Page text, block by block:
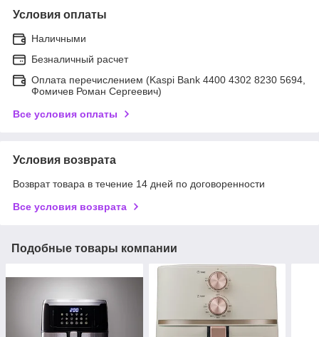
Условия оплаты
Наличными
Безналичный расчет
Оплата перечислением (Kaspi Bank 4400 4302 8230 5694,
Фомичев Роман Сергеевич)
Все условия оплаты
Условия возврата
Возврат товара в течение 14 дней по договоренности
Все условия возврата
Подобные товары компании